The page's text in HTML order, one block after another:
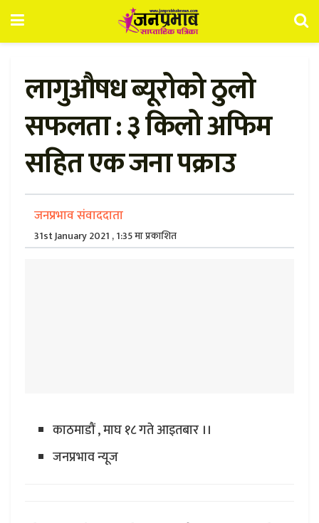
लागुऔषध ब्यूरोको ठुलो
सफलता : ३ किलो अफिम
सहित एक जना पक्राउ
जनप्रभाव संवाददाता
31st January 2021 , 1:35 मा प्रकाशित
काठमाडौं , माघ १८ गते आइतबार ।।
जनप्रभाव न्यूज